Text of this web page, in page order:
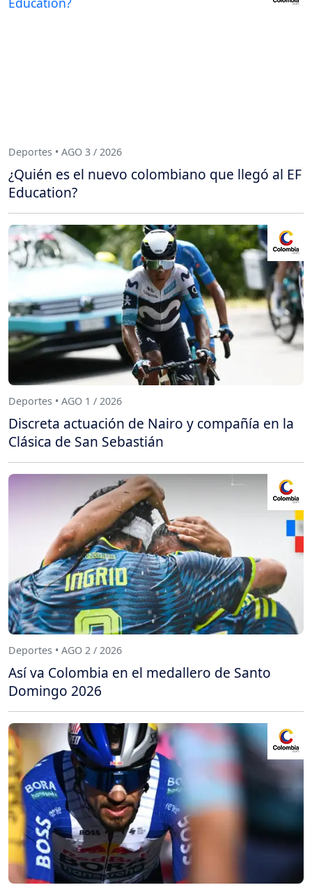
Deportes • AGO 3 / 2026
¿Quién es el nuevo colombiano que llegó al EF
Education?
Deportes • AGO 1 / 2026
Discreta actuación de Nairo y compañía en la
Clásica de San Sebastián
Deportes • AGO 2 / 2026
Así va Colombia en el medallero de Santo
Domingo 2026